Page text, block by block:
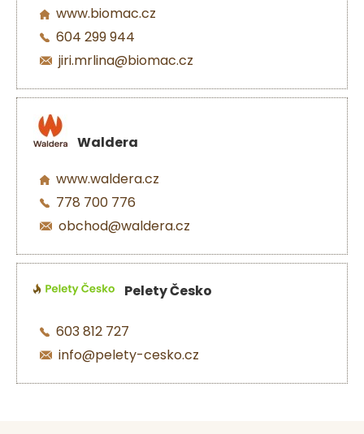
www.biomac.cz
604 299 944
jiri.mrlina@biomac.cz
Waldera
www.waldera.cz
778 700 776
obchod@waldera.cz
Pelety Česko
603 812 727
info@pelety-cesko.cz